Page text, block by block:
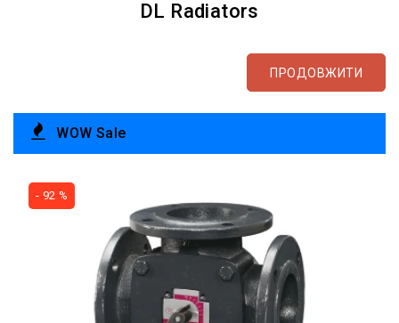
DL Radiators
ПРОДОВЖИТИ
WOW Sale
- 92 %